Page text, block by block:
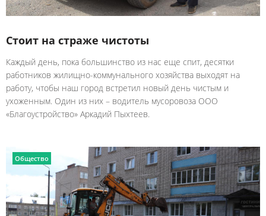
Стоит на страже чистоты
Каждый день, пока большинство из нас еще спит, десятки
работников жилищно-коммунального хозяйства выходят на
работу, чтобы наш город встретил новый день чистым и
ухоженным. Один из них – водитель мусоровоза ООО
«Благоустройство» Аркадий Пыхтеев.
Общество